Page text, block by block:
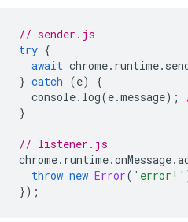
// sender.js
try {
await chrome. runtime.
} catch (e)
{
console. log(e.message);
}
// listener.js
chrome. runtime.onMessage.
throw new Error( 'error!'
});